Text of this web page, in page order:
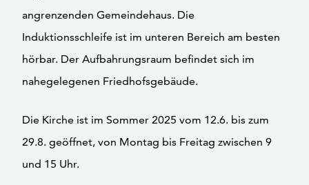
angrenzenden Gemeindehaus. Die
Induktionsschleife ist im unteren Bereich am besten
hörbar. Der Aufbahrungsraum befindet sich im
nahegelegenen Friedhofsgebäude.
Die Kirche ist im Sommer 2025 vom 12.6. bis zum
29.8. geöffnet, von Montag bis Freitag zwischen 9
und 15 Uhr.